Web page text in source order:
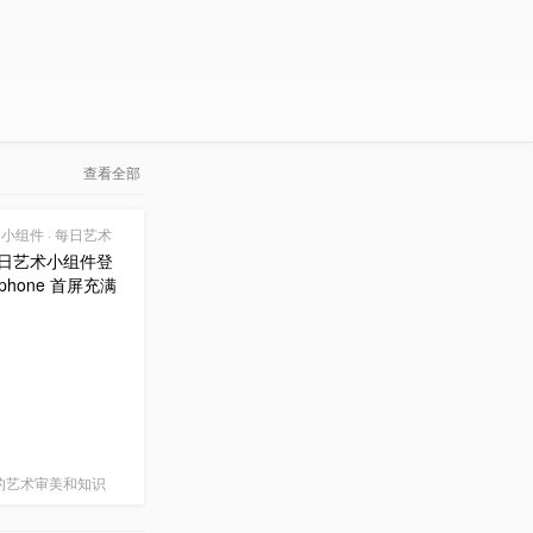
查看全部
组件 · 每日艺术
艺术小组件登
首屏充满
艺术审美和知识